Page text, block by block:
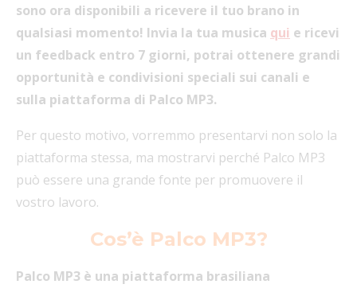
sono ora disponibili a ricevere il tuo brano in
qualsiasi momento! Invia la tua musica qui e ricevi
un feedback entro 7 giorni, potrai ottenere grandi
opportunità e condivisioni speciali sui canali e
sulla piattaforma di Palco MP3.
Per questo motivo, vorremmo presentarvi non solo la
piattaforma stessa, ma mostrarvi perché Palco MP3
può essere una grande fonte per promuovere il
vostro lavoro.
Cos’è Palco MP3?
Palco MP3 è una piattaforma brasiliana